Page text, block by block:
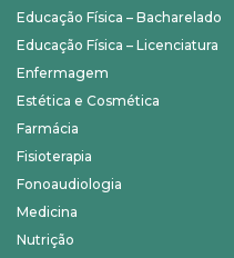
Educação Física – Bacharelado
Educação Física – Licenciatura
Enfermagem
Estética e Cosmética
Farmácia
Fisioterapia
Fonoaudiologia
Medicina
Nutrição